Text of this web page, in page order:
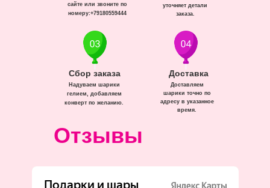
Доставка
Доставляем
шарики точно по
адресу в указанное
время.
Сбор заказа
Надуваем шарики
гелием, добавляем
конверт по желанию.
сайте или звоните по
номеру:+79180559444
уточняет детали
заказа.
Отзывы